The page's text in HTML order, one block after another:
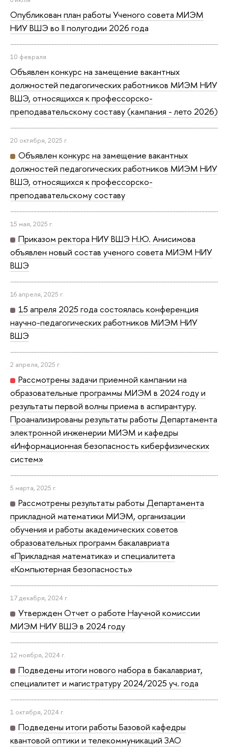
Опубликован план работы Ученого совета МИЭМ
НИУ ВШЭ во II полугодии 2026 года
10 февраля
Объявлен конкурс на замещение вакантных
должностей педагогических работников МИЭМ НИУ
ВШЭ, относящихся к профессорско-
преподавательскому составу (кампания - лето 2026)
20 октября, 2025 г.
Объявлен конкурс на замещение вакантных
должностей педагогических работников МИЭМ НИУ
ВШЭ, относящихся к профессорско-
преподавательскому составу
15 мая, 2025 г.
Приказом ректора НИУ ВШЭ Н.Ю. Анисимова
объявлен новый состав ученого совета МИЭМ НИУ
ВШЭ
16 апреля, 2025 г.
15 апреля 2025 года состоялась конференция
научно-педагогических работников МИЭМ НИУ
ВШЭ
2 апреля, 2025 г.
Рассмотрены задачи приемной кампании на
образовательные программы МИЭМ в 2024 году и
результаты первой волны приема в аспирантуру.
Проанализированы результаты работы Департамента
электронной инженерии МИЭМ и кафедры
«Информационная безопасность киберфизических
систем»
5 марта, 2025 г.
Рассмотрены результаты работы Департамента
прикладной математики МИЭМ, организации
обучения и работы академических советов
образовательных программ бакалавриата
«Прикладная математика» и специалитета
«Компьютерная безопасность»
17 декабря, 2024 г.
Утвержден Отчет о работе Научной комиссии
МИЭМ НИУ ВШЭ в 2024 году
12 ноября, 2024 г.
Подведены итоги нового набора в бакалавриат,
специалитет и магистратуру 2024/2025 уч. года
1 октября, 2024 г.
Подведены итоги работы Базовой кафедры
квантовой оптики и телекоммуникаций ЗАО